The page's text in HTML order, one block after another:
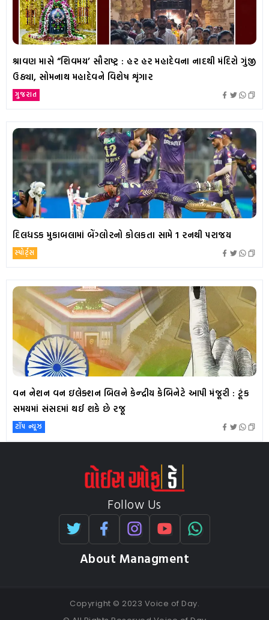
શ્રાવણ માસે “શિવમય’ સૌરાષ્ટ્ર : હર હર મહાદેવના નાદથી મંદિરો ગુંજી
ઉઠ્યા, સોમનાથ મહાદેવને વિશેષ શૃંગાર
ગુજરાત
દિલધડક મુકાબલામાં બેંગ્લોરનો કોલકતા સામે 1 રનથી પરાજય
સ્પોર્ટ્સ
વન નેશન વન ઇલેક્શન બિલને કેન્દ્રીય કેબિનેટે આપી મંજૂરી : ટૂંક
સમયમાં સંસદમાં થઈ શકે છે રજૂ
ટૉપ ન્યૂઝ
Follow Us
About Managment
Copyright © 2023 Voice of Day.